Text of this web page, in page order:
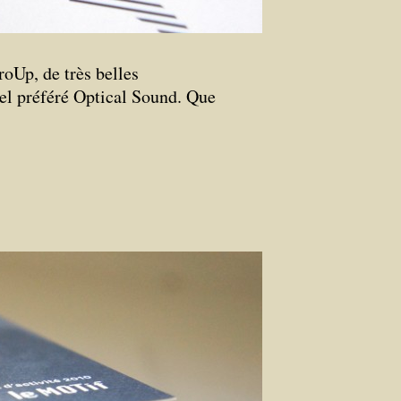
de très belles
préféré Optical Sound. Que